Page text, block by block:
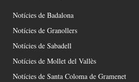
Notícies de Badalona
Notícies de Granollers
Notícies de Sabadell
Notícies de Mollet del Vallès
Notícies de Santa Coloma de Gramenet